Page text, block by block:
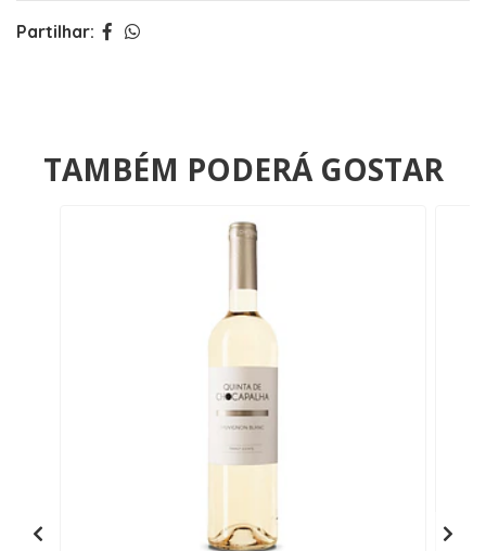
Partilhar:
TAMBÉM PODERÁ GOSTAR